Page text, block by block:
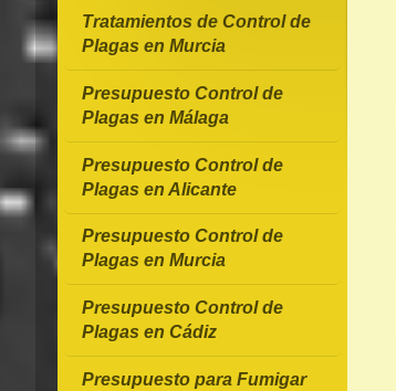
Tratamientos de Control de
Plagas en Murcia
Presupuesto Control de
Plagas en Málaga
Presupuesto Control de
Plagas en Alicante
Presupuesto Control de
Plagas en Murcia
Presupuesto Control de
Plagas en Cádiz
Presupuesto para Fumigar